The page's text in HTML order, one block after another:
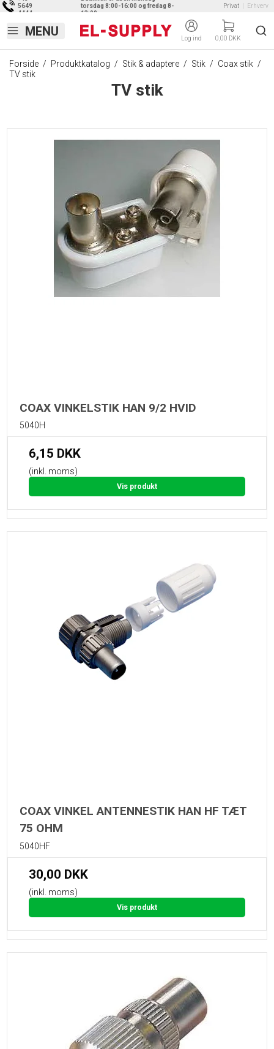
5649
4444
torsdag 8:00-16:00 og fredag 8-
13:00
Privat Erhverv
Log ind 0,00 DKK
Forside / Produktkatalog / Stik & adaptere / Stik / Coax stik /
TV stik
TV stik
COAX VINKELSTIK HAN 9/2 HVID
5040H
6,15 DKK
(inkl. moms)
Vis produkt
COAX VINKEL ANTENNESTIK HAN HF TÆT
75 OHM
5040HF
30,00 DKK
(inkl. moms)
Vis produkt